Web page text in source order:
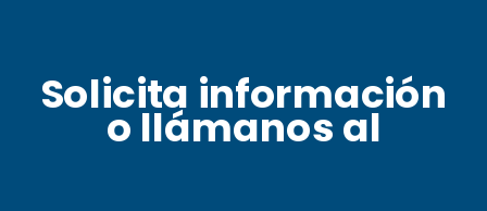
Solicita información
o llámanos al